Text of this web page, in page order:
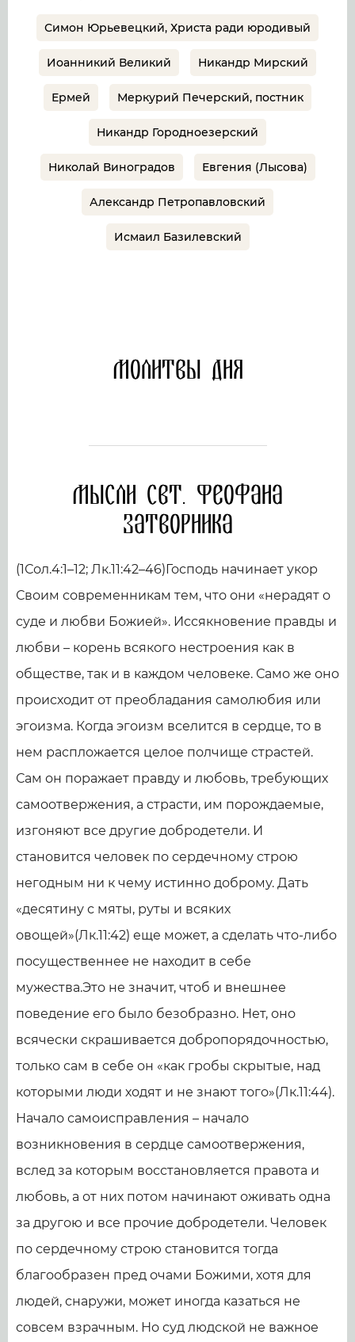
Симон Юрьевецкий, Христа ради юродивый
Иоанникий Великий Никандр Мирский
Ермей Меркурий Печерский, постник
Никандр Городноезерский
Николай Виноградов Евгения (Лысова)
Александр Петропавловский
Исмаил Базилевский
Молитвы дня
Мысли свт. Феофана
Затворника
(1Сол.4:1–12; Лк.11:42–46)Господь начинает укор
Своим современникам тем, что они «нерадят о
суде и любви Божией». Иссякновение правды и
любви – корень всякого нестроения как в
обществе, так и в каждом человеке. Само же оно
происходит от преобладания самолюбия или
эгоизма. Когда эгоизм вселится в сердце, то в
нем распложается целое полчище страстей.
Сам он поражает правду и любовь, требующих
самоотвержения, а страсти, им порождаемые,
изгоняют все другие добродетели. И
становится человек по сердечному строю
негодным ни к чему истинно доброму. Дать
«десятину с мяты, руты и всяких
овощей»(Лк.11:42) еще может, а сделать что-либо
посущественнее не находит в себе
мужества.Это не значит, чтоб и внешнее
поведе­ние его было безобразно. Нет, оно
всячески скрашивается добропорядочностью,
только сам в себе он «как гробы скрытые, над
которыми люди ходят и не знают того»(Лк.11:44).
Начало самоисправления – начало
возникновения в сердце само­отвержения,
вслед за которым восстановляется правота и
любовь, а от них потом начинают оживать одна
за другою и все прочие добродетели. Человек
по сердечному строю становится тогда
благообразен пред очами Божими, хотя для
людей, снаружи, может иногда казаться не
совсем взрачным. Но суд людской не важное